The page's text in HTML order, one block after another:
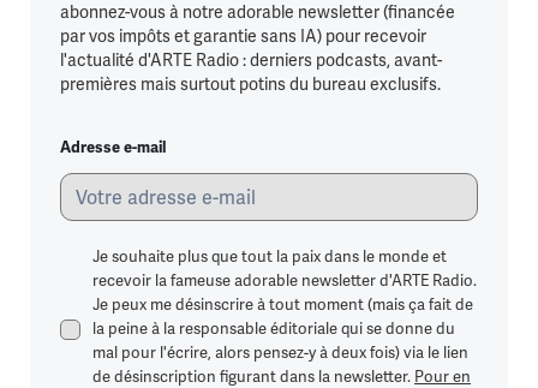
abonnez-vous à notre adorable newsletter (financée
par vos impôts et garantie sans IA) pour recevoir
l'actualité d'ARTE Radio : derniers podcasts, avant-
premières mais surtout potins du bureau exclusifs.
Adresse e-mail
Je souhaite plus que tout la paix dans le monde et
recevoir la fameuse adorable newsletter d'ARTE Radio.
Je peux me désinscrire à tout moment (mais ça fait de
la peine à la responsable éditoriale qui se donne du
mal pour l'écrire, alors pensez-y à deux fois) via le lien
de désinscription figurant dans la newsletter. Pour en